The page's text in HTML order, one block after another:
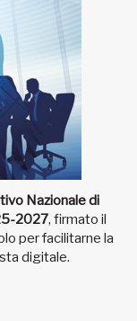
Nazionale di
2027, firmato il
per facilitarne la
digitale.